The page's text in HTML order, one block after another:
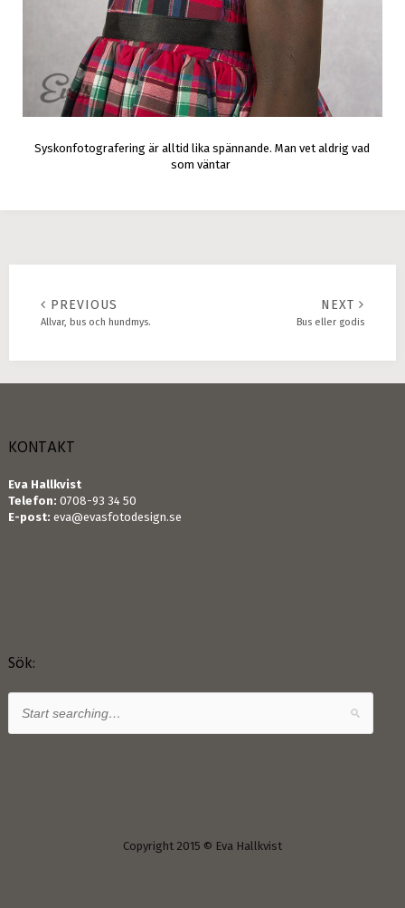
Syskonfotografering är alltid lika spännande. Man vet aldrig vad
som väntar
PREVIOUS
Allvar, bus och hundmys.
NEXT
Bus eller godis
KONTAKT
Eva Hallkvist
Telefon: 0708-93 34 50
E-post: eva@evasfotodesign.se
Sök:
Copyright 2015 © Eva Hallkvist